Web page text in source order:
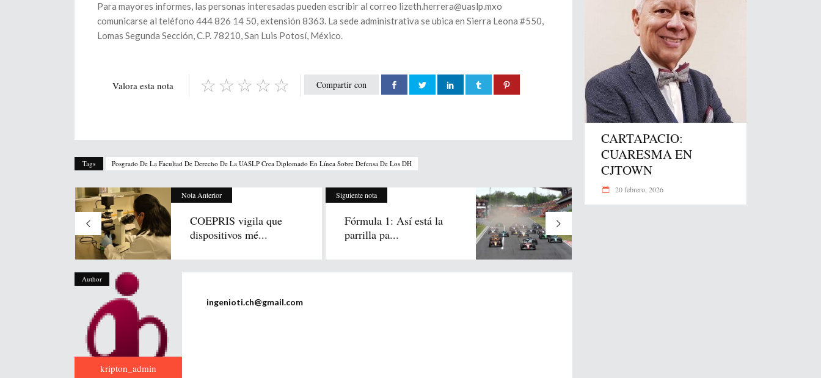
Para mayores informes, las personas interesadas pueden escribir al correo lizeth.herrera@uaslp.mxo
comunicarse al teléfono 444 826 14 50, extensión 8363. La sede administrativa se ubica en Sierra Leona #550,
Lomas Segunda Sección, C.P. 78210, San Luis Potosí, México.
Compartir con
Valora esta nota
Tags Posgrado De La Facultad De Derecho De La UASLP Crea Diplomado En Línea Sobre Defensa De Los DH
Nota Anterior
COEPRIS vigila que
dispositivos mé...
Siguiente nota
Fórmula 1: Así está la
parrilla pa...
Author
kripton_admin
ingenioti.ch@gmail.com
CARTAPACIO:
CUARESMA EN
CJTOWN
20 febrero, 2026